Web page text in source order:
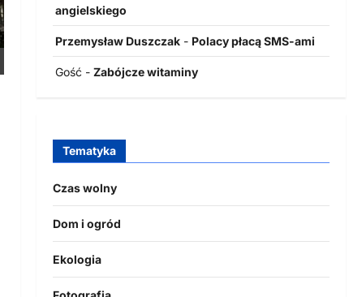
angielskiego
Przemysław Duszczak- Polacy płacą SMS-ami
Gość - Zabójcze witaminy
Tematyka
Czas wolny
Dom i ogród
Ekologia